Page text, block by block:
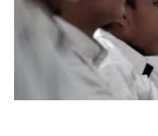
DA’WAH: UN